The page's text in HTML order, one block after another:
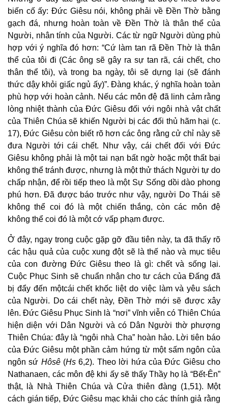
biến cố ấy: Đức Giêsu nói, không phải về Đền Thờ bằng
gạch đá, nhưng hoàn toàn về Đền Thờ là thân thể của
Người, nhân tính của Người. Các từ ngữ Người dùng phù
hợp với ý nghĩa đó hơn: “Cứ làm tan rã Đền Thờ là thân
thể của tôi đi (Các ông sẽ gây ra sự tan rã, cái chết, cho
thân thể tôi), và trong ba ngày, tôi sẽ dựng lại (sẽ đánh
thức dậy khỏi giấc ngủ ấy)”. Đàng khác, ý nghĩa hoàn toàn
phù hợp với hoàn cảnh. Nếu các môn đệ đã linh cảm rằng
lòng nhiệt thành của Đức Giêsu đối với ngôi nhà vật chất
của Thiên Chúa sẽ khiến Người bị các đối thủ hãm hại (c.
17), Đức Giêsu còn biết rõ hơn các ông rằng cử chỉ này sẽ
đưa Người tới cái chết. Như vậy, cái chết đối với Đức
Giêsu không phải là một tai nạn bất ngờ hoặc một thất bại
không thể tránh được, nhưng là một thử thách Người tự do
chấp nhận, để rồi tiếp theo là một Sự Sống dồi dào phong
phú hơn. Đã được báo trước như vậy, người Do Thái sẽ
không thể coi đó là một chiến thắng, còn các môn đệ
không thể coi đó là một cớ vấp phạm được.
Ở đây, ngay trong cuộc gặp gỡ đầu tiên này, ta đã thấy rõ
các hậu quả của cuộc xung đột sẽ là thế nào và mục tiêu
của con đường Đức Giêsu theo là gì: chết và sống lại.
Cuộc Phục Sinh sẽ chuẩn nhận cho tư cách của Đấng đã
bị đẩy đến mộtcái chết khốc liệt do việc làm và yêu sách
của Người. Do cái chết này, Đền Thờ mới sẽ được xây
lên. Đức Giêsu Phục Sinh là “nơi” vĩnh viễn có Thiên Chúa
hiện diện với Dân Người và có Dân Người thờ phượng
Thiên Chúa: đây là “ngôi nhà Cha” hoàn hảo. Lời tiên báo
của Đức Giêsu một phần cảm hứng từ một sấm ngôn của
ngôn sứ Hôsê(Hs 6,2). Theo lời hứa của Đức Giêsu cho
Nathanaen, các môn đệ khi ấy sẽ thấy Thầy họ là “Bết-Ên”
thật, là Nhà Thiên Chúa và Cửa thiên đàng (1,51). Một
cách gián tiếp, Đức Giêsu mạc khải cho các thính giả rằng